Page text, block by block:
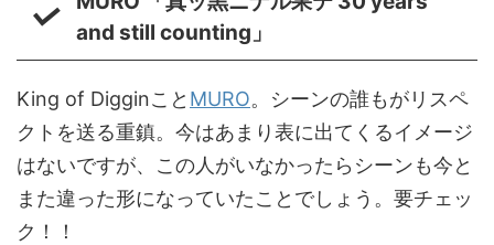
and still counting」
King of Digginこと MURO。シーンの誰もがリスペ
クトを送る重鎮。今はあまり表に出てくるイメージ
はないですが、この人がいなかったらシーンも今と
また違った形になっていたことでしょう。要チェッ
ク！！